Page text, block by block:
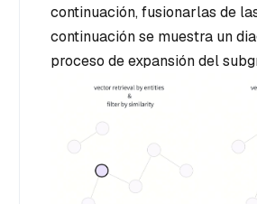
continuación, fusionarlas de
continuación se muestra un
proceso de expansión del